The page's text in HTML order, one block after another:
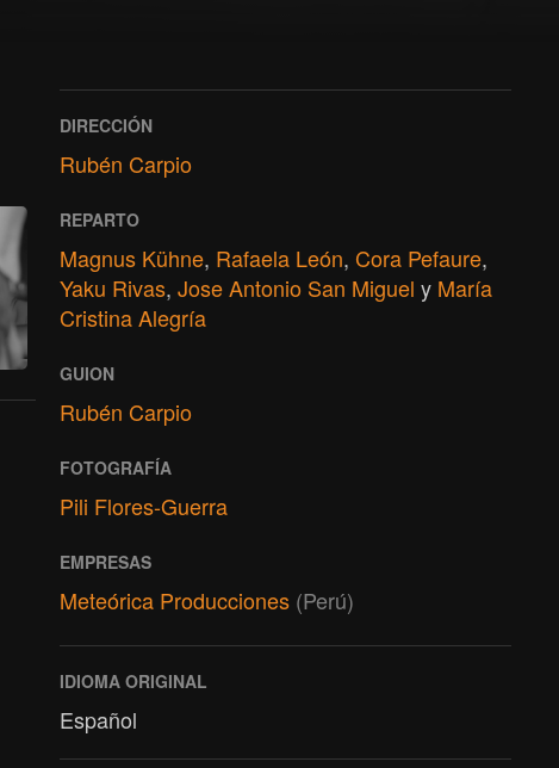
DIRECCIÓN
Rubén Carpio
REPARTO
Magnus Kühne, Rafaela León, Cora Pefaure,
Yaku Rivas, Jose Antonio San Miguel y María
Cristina Alegría
GUION
Rubén Carpio
FOTOGRAFÍA
Pili Flores-Guerra
EMPRESAS
Meteórica Producciones (Perú)
IDIOMA ORIGINAL
Español